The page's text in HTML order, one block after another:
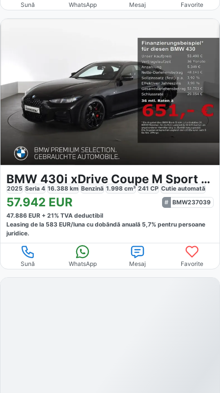
Sună WhatsApp Mesaj Favorite
BMW 430i xDrive Coupe M Sport Pro
2025 Seria 4 16.388 km Benzină 1.998 cm³ 241 CP Cutie automată
57.942 EUR
BMW237039
47.886 EUR + 21% TVA deductibil
Leasing de la 583 EUR/luna cu dobăndă anuală 5,7% pentru persoane
juridice.
Sună WhatsApp Mesaj Favorite